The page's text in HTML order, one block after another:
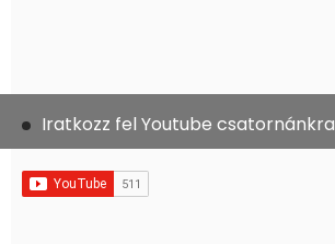
Iratkozz fel Youtube csatornánkra